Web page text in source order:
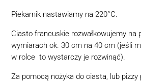
Piekarnik nastawiamy na 220°C.
Ciasto francuskie rozwałkowujemy na
wymiarach ok. 30 cm na 40 cm (jeśli
w rolce to wystarczy je rozwinąć).
Za pomocą nożyka do ciasta, lub pizzy